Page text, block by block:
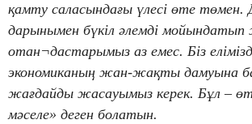
қамту саласындағы үлесі өте төмен.
дарынымен бүкіл әлемді мойындатып
отан¬дастарымыз аз емес. Біз
экономиканың жан-жақты дамуына
жағдайды жасауымыз керек. Бұл –
мәселе» деген болатын.